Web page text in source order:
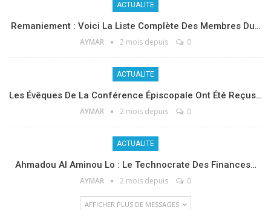
ACTUALITE
Remaniement : Voici La Liste Complète Des Membres Du…
AYMAR 2 mois depuis 0
ACTUALITE
Les Évêques De La Conférence Épiscopale Ont Été Reçus…
AYMAR 2 mois depuis 0
ACTUALITE
Ahmadou Al Aminou Lo : Le Technocrate Des Finances…
AYMAR 2 mois depuis 0
AFFICHER PLUS DE MESSAGES